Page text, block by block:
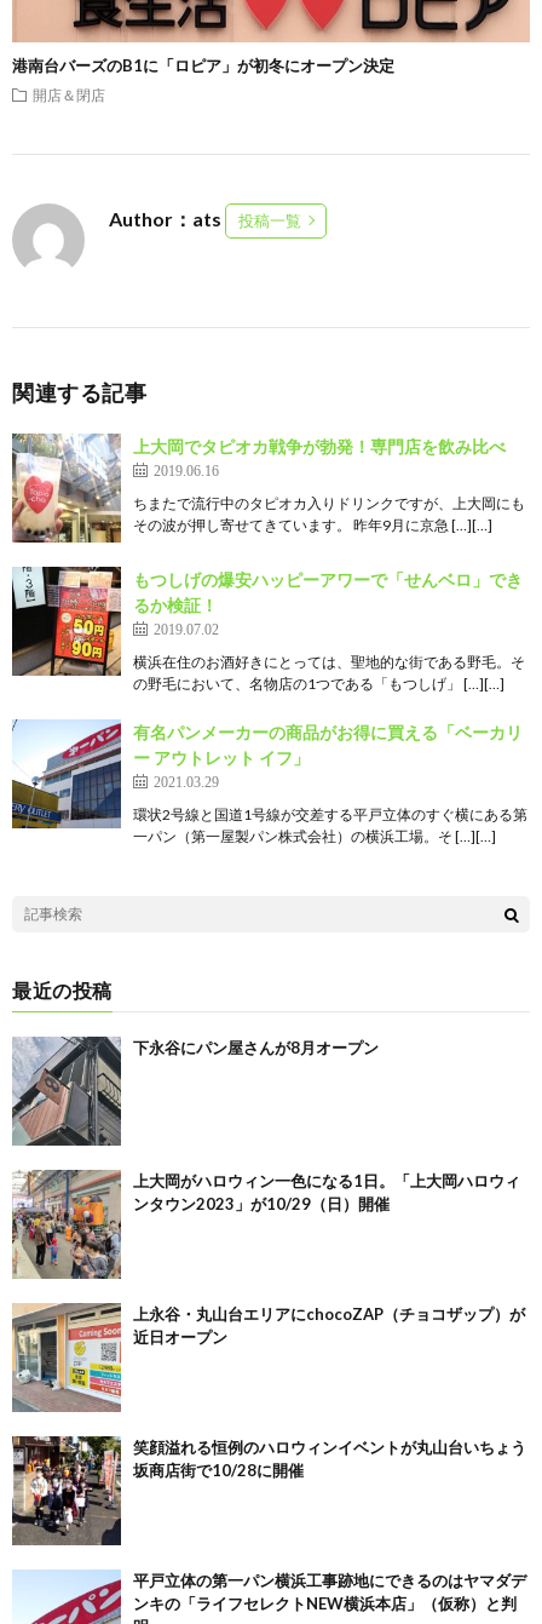
港南台バーズのB1に「ロピア」が初冬にオープン決定
開店＆閉店
Author：ats 投稿一覧
関連する記事
上大岡でタピオカ戦争が勃発！専門店を飲み比べ
2019.06.16
ちまたで流行中のタピオカ入りドリンクですが、上大岡にも
その波が押し寄せてきています。 昨年9月に京急 […][…]
もつしげの爆安ハッピーアワーで「せんベロ」でき
るか検証！
2019.07.02
横浜在住のお酒好きにとっては、聖地的な街である野毛。そ
の野毛において、名物店の1つである「もつしげ」 […][…]
有名パンメーカーの商品がお得に買える「ベーカリ
ー アウトレット イフ」
2021.03.29
環状2号線と国道1号線が交差する平戸立体のすぐ横にある第
一パン（第一屋製パン株式会社）の横浜工場。そ […][…]
最近の投稿
下永谷にパン屋さんが8月オープン
上大岡がハロウィン一色になる1日。「上大岡ハロウィ
ンタウン2023」が10/29（日）開催
上永谷・丸山台エリアにchocoZAP（チョコザップ）が
近日オープン
笑顔溢れる恒例のハロウィンイベントが丸山台いちょう
坂商店街で10/28に開催
平戸立体の第一パン横浜工事跡地にできるのはヤマダデ
ンキの「ライフセレクトNEW横浜本店」（仮称）と判